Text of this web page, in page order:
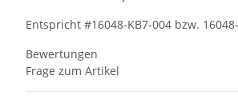
Entspricht #16048-KB7-004 bzw.
Bewertungen
Frage zum Artikel